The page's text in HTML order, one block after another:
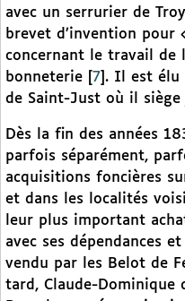
avec un serrurier de
brevet d’invention pour
concernant le travail de
bonneterie
7 . Il est élu
de Saint-Just où il siège
Dès la fin des années
parfois séparément,
acquisitions foncières
et dans les localités
leur plus important
avec ses dépendances
vendu par les Belot de
tard, Claude-